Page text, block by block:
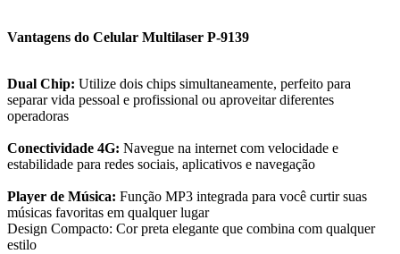
Vantagens do Celular Multilaser P-9139
Dual Chip: Utilize dois chips simultaneamente, perfeito para
separar vida pessoal e profissional ou aproveitar diferentes
operadoras
Conectividade 4G: Navegue na internet com velocidade e
estabilidade para redes sociais, aplicativos e navegação
Player de Música: Função MP3 integrada para você curtir suas
músicas favoritas em qualquer lugar
Design Compacto: Cor preta elegante que combina com qualquer
estilo